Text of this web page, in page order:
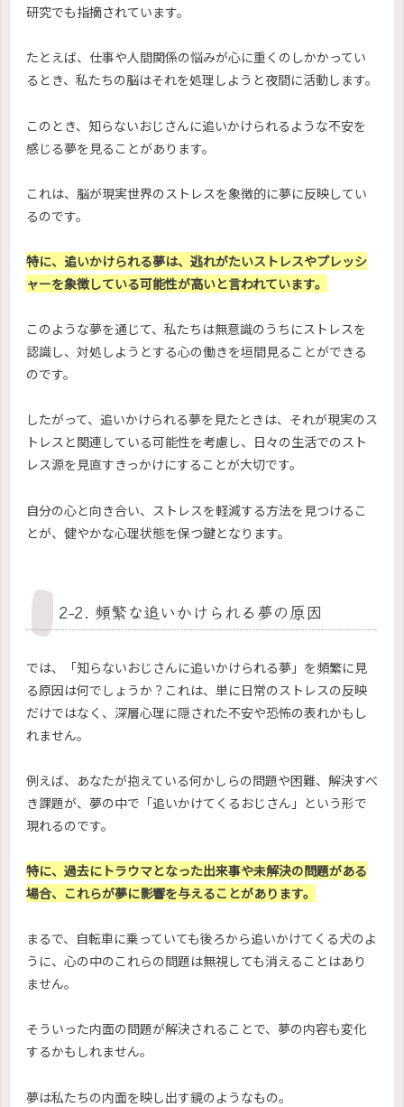
研究でも指摘されています。
たとえば、仕事や人間関係の悩みが心に重くのしかかってい
るとき、私たちの脳はそれを処理しようと夜間に活動します。
このとき、知らないおじさんに追いかけられるような不安を
感じる夢を見ることがあります。
これは、脳が現実世界のストレスを象徴的に夢に反映してい
るのです。
特に、追いかけられる夢は、逃れがたいストレスやプレッシ
ャーを象徴している可能性が高いと言われています。
このような夢を通じて、私たちは無意識のうちにストレスを
認識し、対処しようとする心の働きを垣間見ることができる
のです。
したがって、追いかけられる夢を見たときは、それが現実のス
トレスと関連している可能性を考慮し、日々の生活でのスト
レス源を見直すきっかけにすることが大切です。
自分の心と向き合い、ストレスを軽減する方法を見つけるこ
とが、健やかな心理状態を保つ鍵となります。
2-2. 頻繁な追いかけられる夢の原因
では、「知らないおじさんに追いかけられる夢」を頻繁に見
る原因は何でしょうか？これは、単に日常のストレスの反映
だけではなく、深層心理に隠された不安や恐怖の表れかもし
れません。
例えば、あなたが抱えている何かしらの問題や困難、解決すべ
き課題が、夢の中で「追いかけてくるおじさん」という形で
現れるのです。
特に、過去にトラウマとなった出来事や未解決の問題がある
場合、これらが夢に影響を与えることがあります。
まるで、自転車に乗っていても後ろから追いかけてくる犬のよ
うに、心の中のこれらの問題は無視しても消えることはあり
ません。
そういった内面の問題が解決されることで、夢の内容も変化
するかもしれません。
夢は私たちの内面を映し出す鏡のようなもの。